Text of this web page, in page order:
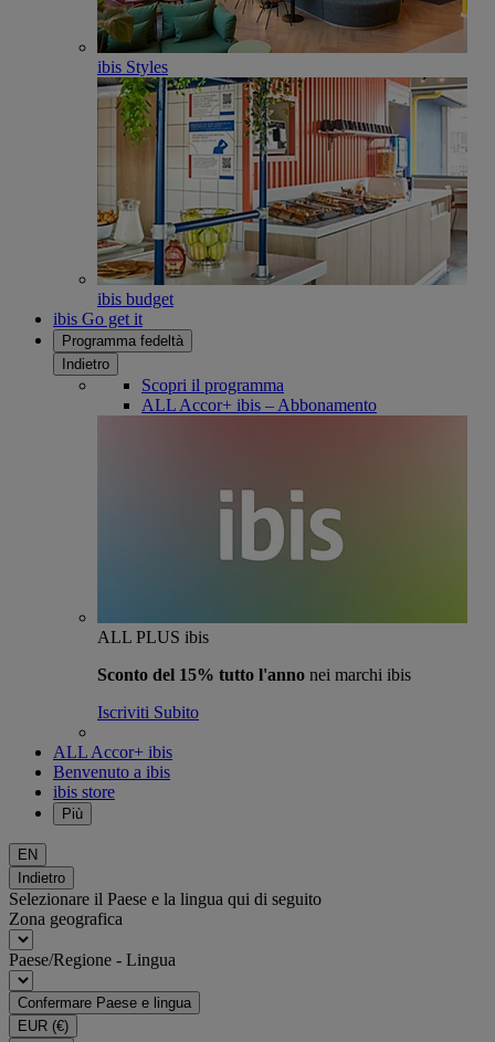
ibis Styles
ibis budget
ibis Go get it
Programma fedeltà
Indietro
Scopri il programma
ALL Accor+ ibis – Abbonamento
ALL PLUS ibis
Sconto del 15% tutto l'anno nei marchi ibis
Iscriviti Subito
ALL Accor+ ibis
Benvenuto a ibis
ibis store
Più
EN
Indietro
Selezionare il Paese e la lingua qui di seguito
Zona geografica
Paese/Regione - Lingua
Confermare Paese e lingua
EUR (€)